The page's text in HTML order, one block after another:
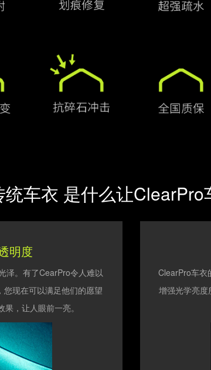
统车衣 是什么让ClearPro
明度
泽。有了CearPro令人难以
现在可以满足他们的愿望
，让人眼前一亮。
ClearPro车衣
增强光学亮